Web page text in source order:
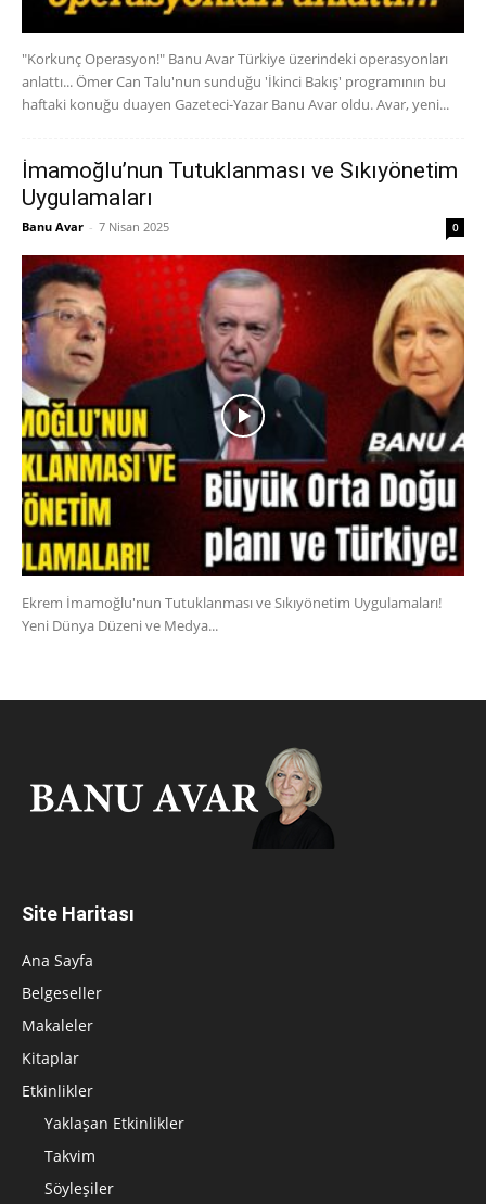
"Korkunç Operasyon!" Banu Avar Türkiye üzerindeki operasyonları
anlattı... Ömer Can Talu'nun sunduğu 'İkinci Bakış' programının bu
haftaki konuğu duayen Gazeteci-Yazar Banu Avar oldu. Avar, yeni...
İmamoğlu’nun Tutuklanması ve Sıkıyönetim
Uygulamaları
Banu Avar - 7 Nisan 2025 0
Ekrem İmamoğlu'nun Tutuklanması ve Sıkıyönetim Uygulamaları!
Yeni Dünya Düzeni ve Medya...
Site Haritası
Ana Sayfa
Belgeseller
Makaleler
Kitaplar
Etkinlikler
Yaklaşan Etkinlikler
Takvim
Söyleşiler